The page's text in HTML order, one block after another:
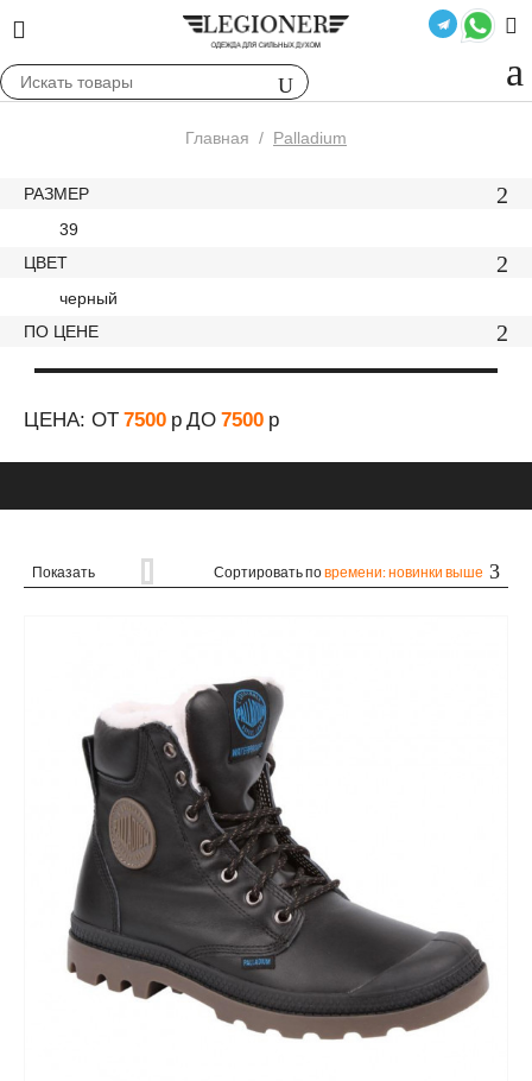
Главная / Palladium
РАЗМЕР
39
ЦВЕТ
черный
ПО ЦЕНЕ
ЦЕНА: ОТ 7500 р ДО 7500 р
Показать Сортировать повремени: новинки выше